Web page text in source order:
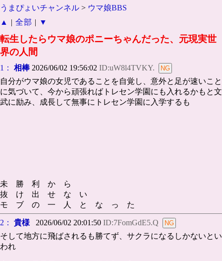
うまぴょいチャンネル > ウマ娘BBS
▲
| 全部 | ▼
転生したらウマ娘のポニーちゃんだった、元現実世
界の人間
1： 相棒2026/06/02 19:56:02 ID:uW8l4TVKY.
自分がウマ娘の女児であることを自覚し、意外と足が速いこと
に気づいて、今から頑張ればトレセン学園にも入れるかもと文
武に励み、成長して無事にトレセン学園に入学するも
未 勝 利 か ら
抜 け 出 せ な い
モ ブ の 一 人 と な っ た
2： 貴様 2026/06/02 20:01:50 ID:7FomGdE5.Q
そして地方に飛ばされるも勝てず、サクラになるしかないとい
われ